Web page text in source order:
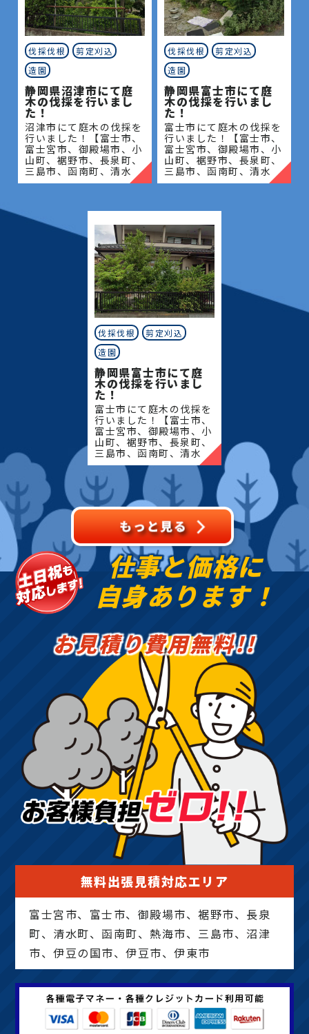
伐採伐根
剪定刈込
造園
静岡県沼津市にて庭
木の伐採を行いまし
た！
沼津市にて庭木の伐採を
行いました！【富士市、
富士宮市、御殿場市、小
山町、裾野市、長泉町、
三島市、函南町、清水
町、沼津市、熱海市、伊
町、河津町、松崎町、下
田市、
伐採伐根
剪定刈込
造園
静岡県富士市にて庭
木の伐採を行いまし
た！
富士市にて庭木の伐採を
行いました！【富士市、
富士宮市、御殿場市、小
山町、裾野市、長泉町、
三島市、函南町、清水
町、沼津市、熱海市、伊
町、河津町、松崎町、下
田市、
伐採伐根
剪定刈込
造園
静岡県富士市にて庭
木の伐採を行いまし
た！
富士市にて庭木の伐採を
行いました！【富士市、
富士宮市、御殿場市、小
山町、裾野市、長泉町、
三島市、函南町、清水
町、沼津市、熱海市、伊
豆の国市、伊豆市、伊東
市、東伊豆町、西伊豆
町、河津町、松崎町、下
田市、
仕事と価格に
自身あります！
お見積り費用無料!!
無料出張見積対応エリア
富士宮市、富士市、御殿場市、裾野市、長泉
町、清水町、函南町、熱海市、三島市、沼津
市、伊豆の国市、伊豆市、伊東市